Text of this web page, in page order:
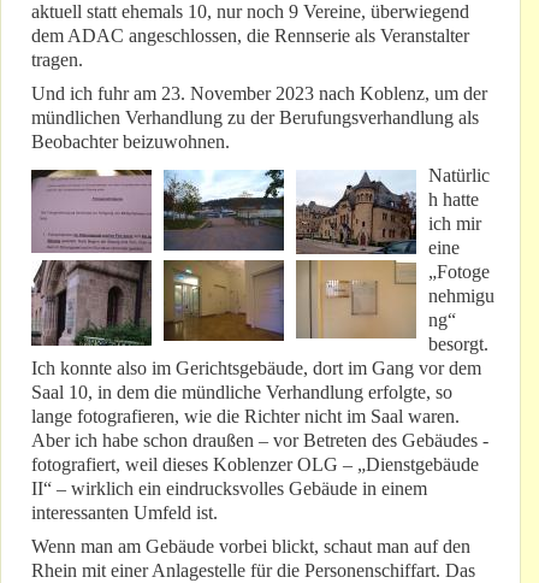
aktuell statt ehemals 10, nur noch 9 Vereine, überwiegend
dem ADAC angeschlossen, die Rennserie als Veranstalter
tragen.
Und ich fuhr am 23. November 2023 nach Koblenz, um der
mündlichen Verhandlung zu der Berufungsverhandlung als
Beobachter beizuwohnen.
Natürlic
h hatte
ich mir
eine
„Fotoge
nehmigu
ng“
besorgt.
Ich konnte also im Gerichtsgebäude, dort im Gang vor dem
Saal 10, in dem die mündliche Verhandlung erfolgte, so
lange fotografieren, wie die Richter nicht im Saal waren.
Aber ich habe schon draußen – vor Betreten des Gebäudes -
fotografiert, weil dieses Koblenzer OLG – „Dienstgebäude
II“ – wirklich ein eindrucksvolles Gebäude in einem
interessanten Umfeld ist.
Wenn man am Gebäude vorbei blickt, schaut man auf den
Rhein mit einer Anlagestelle für die Personenschiffart. Das